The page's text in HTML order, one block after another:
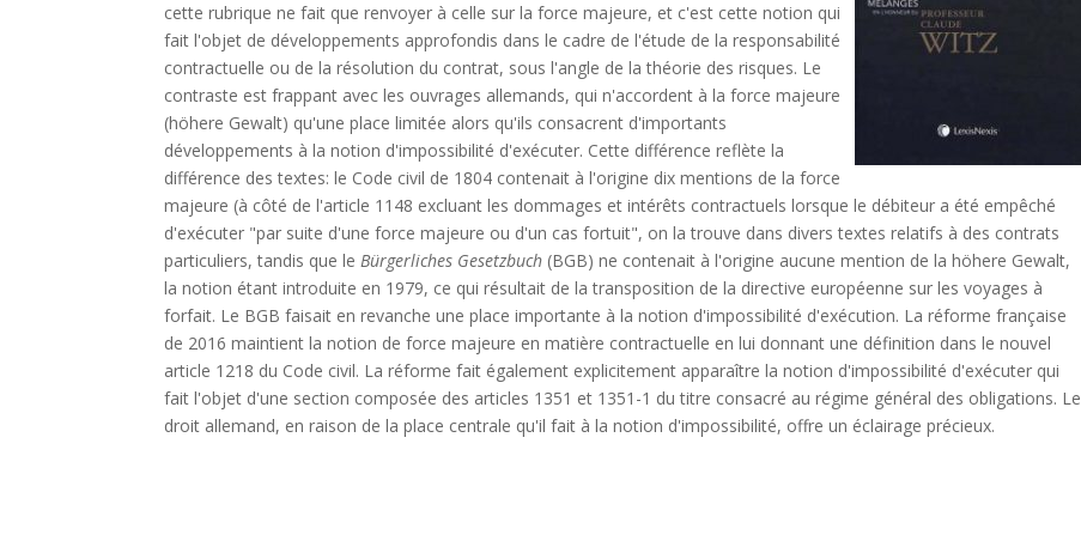
cette rubrique ne fait que renvoyer à celle sur la force majeure, et c'est cette notion qui
fait l'objet de développements approfondis dans le cadre de l'étude de la responsabilité
contractuelle ou de la résolution du contrat, sous l'angle de la théorie des risques. Le
contraste est frappant avec les ouvrages allemands, qui n'accordent à la force majeure
(höhere Gewalt) qu'une place limitée alors qu'ils consacrent d'importants
développements à la notion d'impossibilité d'exécuter. Cette différence reflète la
différence des textes: le Code civil de 1804 contenait à l'origine dix mentions de la force
majeure (à côté de l'article 1148 excluant les dommages et intérêts contractuels lorsque le débiteur a été empêché
d'exécuter "par suite d'une force majeure ou d'un cas fortuit", on la trouve dans divers textes relatifs à des contrats
particuliers, tandis que leBürgerliches Gesetzbuch (BGB) ne contenait à l'origine aucune mention de la höhere Gewalt,
la notion étant introduite en 1979, ce qui résultait de la transposition de la directive européenne sur les voyages à
forfait. Le BGB faisait en revanche une place importante à la notion d'impossibilité d'exécution. La réforme française
de 2016 maintient la notion de force majeure en matière contractuelle en lui donnant une définition dans le nouvel
article 1218 du Code civil. La réforme fait également explicitement apparaître la notion d'impossibilité d'exécuter qui
fait l'objet d'une section composée des articles 1351 et 1351-1 du titre consacré au régime général des obligations. Le
droit allemand, en raison de la place centrale qu'il fait à la notion d'impossibilité, offre un éclairage précieux.